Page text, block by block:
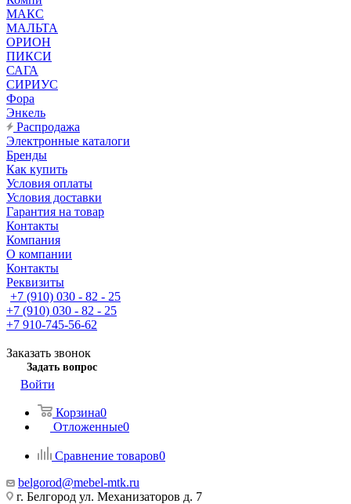
МАКС
МАЛЬТА
ОРИОН
ПИКСИ
САГА
СИРИУС
Фора
Энкель
Распродажа
Электронные каталоги
Бренды
Как купить
Условия оплаты
Условия доставки
Гарантия на товар
Контакты
Компания
О компании
Контакты
Реквизиты
+7 (910) 030 - 82 - 25
+7 (910) 030 - 82 - 25
+7 910-745-56-62
Заказать звонок
Задать вопрос
Войти
Корзина0
Отложенные0
Сравнение товаров0
belgorod@mebel-mtk.ru
г. Белгород ул. Механизаторов д. 7